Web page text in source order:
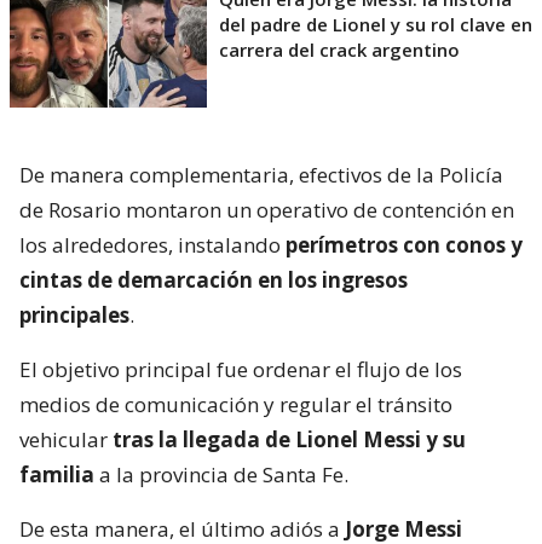
del padre de Lionel y su rol clave en
carrera del crack argentino
De manera complementaria, efectivos de la Policía
de Rosario montaron un operativo de contención en
los alrededores, instalando perímetros con conos y
cintas de demarcación en los ingresos
principales.
El objetivo principal fue ordenar el flujo de los
medios de comunicación y regular el tránsito
vehicular tras la llegada de Lionel Messi y su
familia a la provincia de Santa Fe.
De esta manera, el último adiós a Jorge Messi